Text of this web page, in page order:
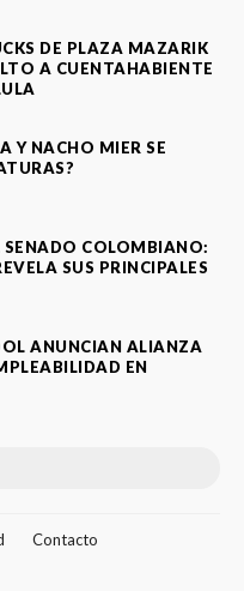
DE PLAZA MAZARIK
A CUENTAHABIENTE
Y NACHO MIER SE
COLOMBIANO:
SUS PRINCIPALES
ANUNCIAN ALIANZA
EN
Contacto